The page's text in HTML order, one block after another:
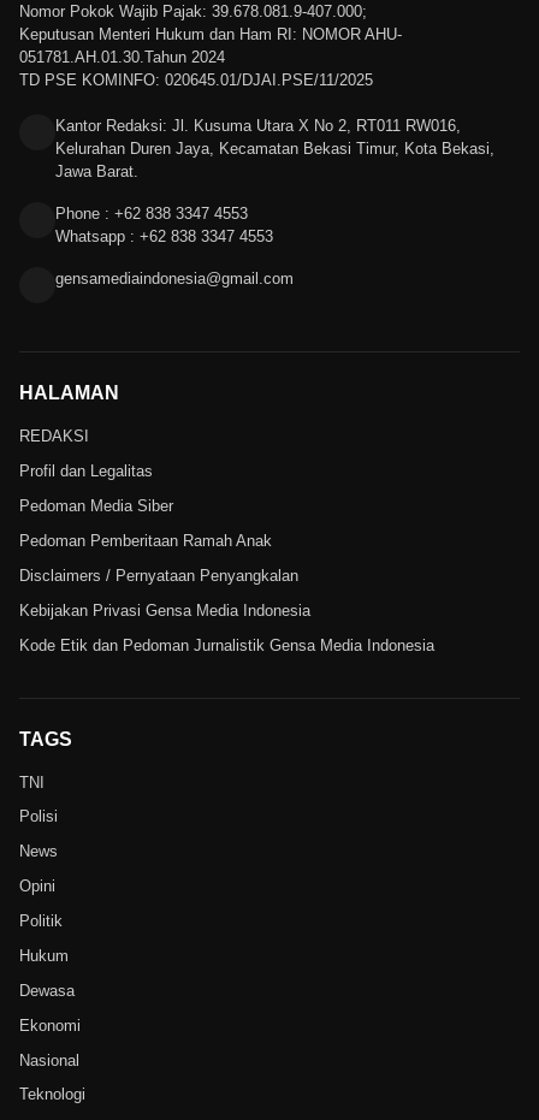
Nomor Pokok Wajib Pajak: 39.678.081.9-407.000;
Keputusan Menteri Hukum dan Ham RI: NOMOR AHU-
051781.AH.01.30.Tahun 2024
TD PSE KOMINFO: 020645.01/DJAI.PSE/11/2025
Kantor Redaksi: Jl. Kusuma Utara X No 2, RT011 RW016,
Kelurahan Duren Jaya, Kecamatan Bekasi Timur, Kota Bekasi,
Jawa Barat.
Phone : +62 838 3347 4553
Whatsapp : +62 838 3347 4553
gensamediaindonesia@gmail.com
HALAMAN
REDAKSI
Profil dan Legalitas
Pedoman Media Siber
Pedoman Pemberitaan Ramah Anak
Disclaimers / Pernyataan Penyangkalan
Kebijakan Privasi Gensa Media Indonesia
Kode Etik dan Pedoman Jurnalistik Gensa Media Indonesia
TAGS
TNI
Polisi
News
Opini
Politik
Hukum
Dewasa
Ekonomi
Nasional
Teknologi